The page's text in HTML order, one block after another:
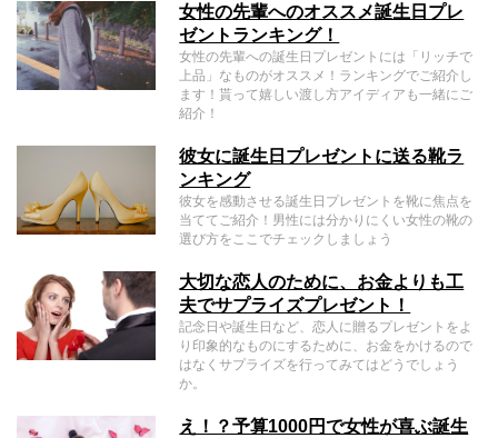
女性の先輩へのオススメ誕生日プレ
ゼントランキング！
女性の先輩への誕生日プレゼントには「リッチで
上品」なものがオススメ！ランキングでご紹介し
ます！貰って嬉しい渡し方アイディアも一緒にご
紹介！
彼女に誕生日プレゼントに送る靴ラ
ンキング
彼女を感動させる誕生日プレゼントを靴に焦点を
当ててご紹介！男性には分かりにくい女性の靴の
選び方をここでチェックしましょう
大切な恋人のために、お金よりも工
夫でサプライズプレゼント！
記念日や誕生日など、恋人に贈るプレゼントをよ
り印象的なものにするために、お金をかけるので
はなくサプライズを行ってみてはどうでしょう
か。
え！？予算1000円で女性が喜ぶ誕生